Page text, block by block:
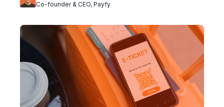
Co-founder & CEO, Payfy